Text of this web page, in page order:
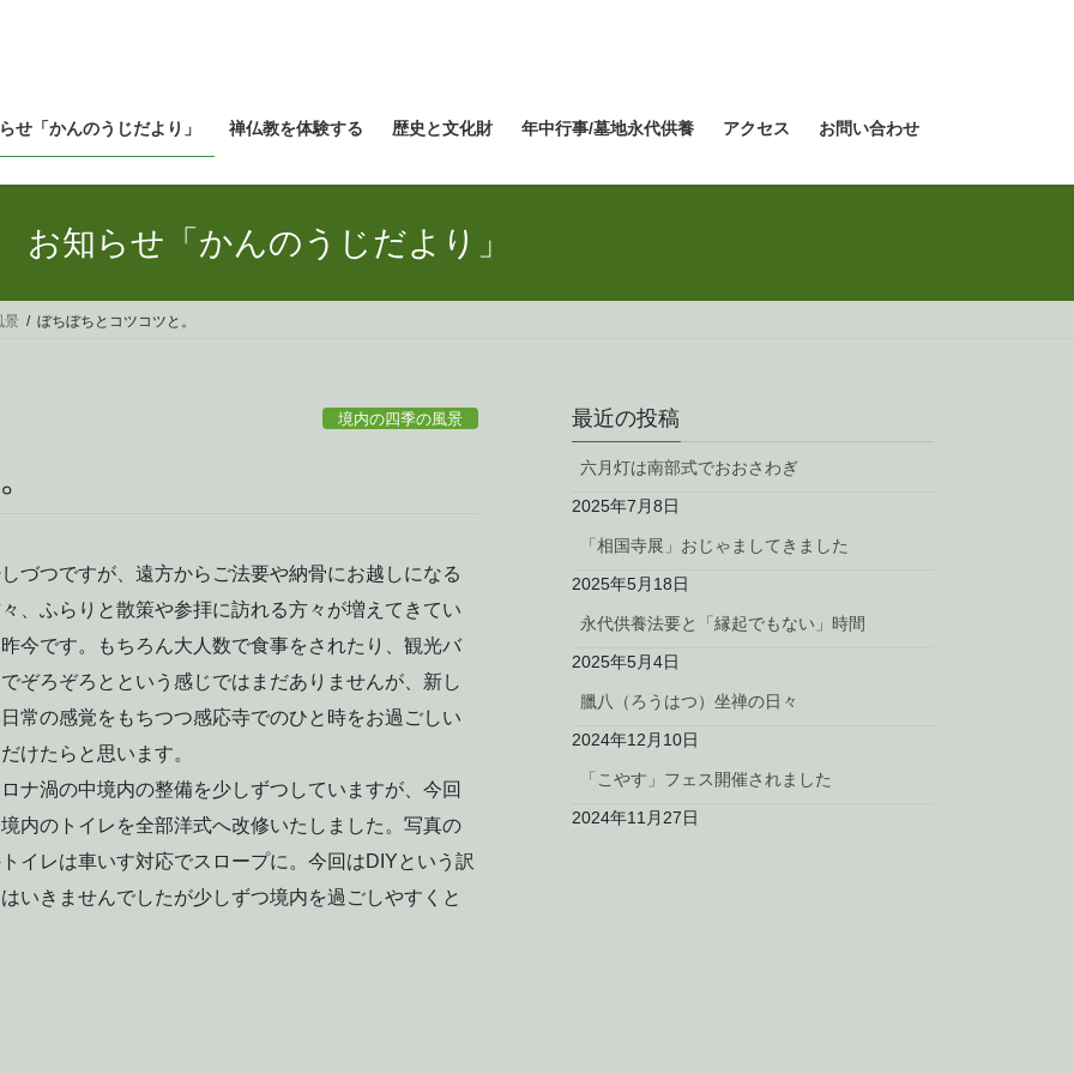
せ「かんのうじだより」 禅仏教を体験する 歴史と文化財 年中行事/墓地永代供養 アクセス お問い合わせ
お知らせ「かんのうじだより」
景 ぼちぼちとコツコツと。
境内の四季の風景
づつですが、遠方からご法要や納骨にお越しになる
、ふらりと散策や参拝に訪れる方々が増えてきてい
今です。もちろん大人数で食事をされたり、観光バ
ぞろぞろとという感じではまだありませんが、新し
常の感覚をもちつつ感応寺でのひと時をお過ごしい
けたらと思います。
ナ渦の中境内の整備を少しずつしていますが、今回
内のトイレを全部洋式へ改修いたしました。写真の
イレは車いす対応でスロープに。今回はDIYという訳
いきませんでしたが少しずつ境内を過ごしやすくと
最近の投稿
六月灯は南部式でおおさわぎ
2025年7月8日
「相国寺展」おじゃましてきました
2025年5月18日
永代供養法要と「縁起でもない」時間
2025年5月4日
臘八（ろうはつ）坐禅の日々
2024年12月10日
「こやす」フェス開催されました
2024年11月27日